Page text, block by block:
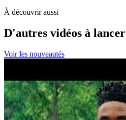
À découvrir aussi
D'autres vidéos à lancer
Voir les nouveautés